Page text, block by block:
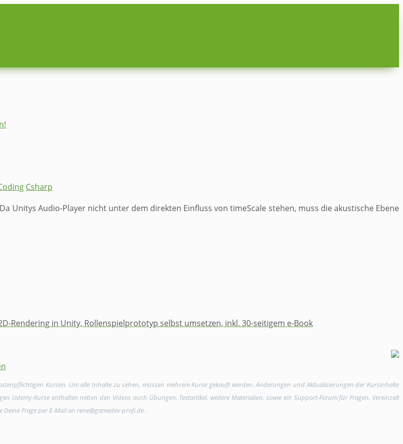
Csharp
Unitys Audio-Player nicht unter dem direkten Einfluss von timeScale stehen, muss die akustische Ebene
​Rendering in Unity​, ​Rollenspielprototyp selbst ​umsetzen, ​inkl. ​30-seitigem ​e-Book​
Kursen. Um alle Inhalte zu sehen, müssen mehrere Kurse gekauft werden. Änderungen und Aktualisierungen der Kursinhalte
Udemy-Kurse enthalten neben den Videos auch Übungen, Textartikel, weitere Materialien, sowie ein Support-Forum für Fragen. Vereinzelt
Frage per E-Mail an rene@gamedev-profi.de .